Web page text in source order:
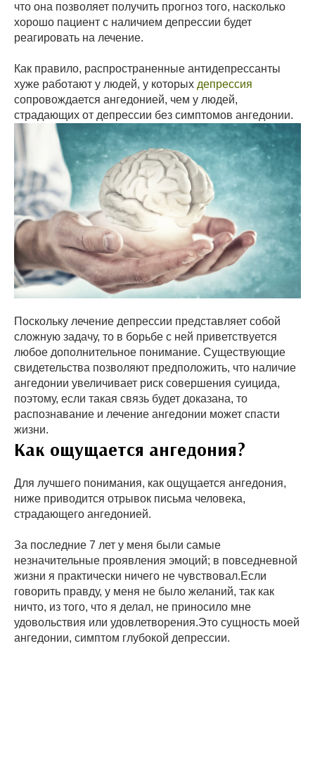
что она позволяет получить прогноз того, насколько
хорошо пациент с наличием депрессии будет
реагировать на лечение.
Как правило, распространенные антидепрессанты
хуже работают у людей, у которых депрессия
сопровождается ангедонией, чем у людей,
страдающих от депрессии без симптомов ангедонии.
Поскольку лечение депрессии представляет собой
сложную задачу, то в борьбе с ней приветствуется
любое дополнительное понимание. Существующие
свидетельства позволяют предположить, что наличие
ангедонии увеличивает риск совершения суицида,
поэтому, если такая связь будет доказана, то
распознавание и лечение ангедонии может спасти
жизни.
Как ощущается ангедония?
Для лучшего понимания, как ощущается ангедония,
ниже приводится отрывок письма человека,
страдающего ангедонией.
За последние 7 лет у меня были самые
незначительные проявления эмоций; в повседневной
жизни я практически ничего не чувствовал.Если
говорить правду, у меня не было желаний, так как
ничто, из того, что я делал, не приносило мне
удовольствия или удовлетворения.Это сущность моей
ангедонии, симптом глубокой депрессии.